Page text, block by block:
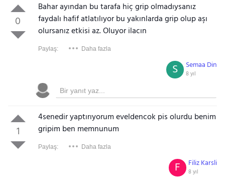
0
Bahar ayından bu tarafa hiç grip olmadıysanız
faydalı hafif atlatılıyor bu yakınlarda grip olup aşı
olursanız etkisi az. Oluyor ilacın
Paylaş: Daha fazla
Semaa Din
8 yıl
S
1
4senedir yaptırıyorum eveldencok pis olurdu benim
gripim ben memnunum
Paylaş: Daha fazla
Filiz Karsli
8 yıl
F